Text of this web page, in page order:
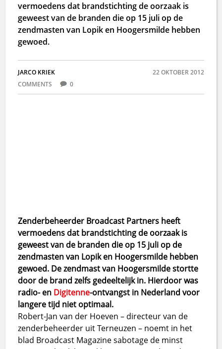
vermoedens dat brandstichting de oorzaak is
geweest van de branden die op 15 juli op de
zendmasten van Lopik en Hoogersmilde hebben
gewoed.
JARCO KRIEK
22 OKTOBER 2012
COMMENTS
0
Zenderbeheerder Broadcast Partners heeft
vermoedens dat brandstichting de oorzaak is
geweest van de branden die op 15 juli op de
zendmasten van Lopik en Hoogersmilde hebben
gewoed. De zendmast van Hoogersmilde stortte
door de brand zelfs gedeeltelijk in. Hierdoor was
radio- en Digitenne-ontvangst in Nederland voor
langere tijd niet optimaal.
Robert-Jan van der Hoeven – directeur van de
zenderbeheerder uit Terneuzen – noemt in het
blad Broadcast Magazine sabotage de minst